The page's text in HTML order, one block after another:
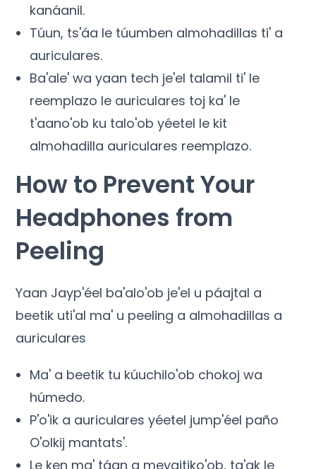
kanáanil.
Túun, ts'áa le túumben almohadillas ti' a
auriculares.
Ba'ale' wa yaan tech je'el talamil ti' le
reemplazo le auriculares toj ka' le
t'aano'ob ku talo'ob yéetel le kit
almohadilla auriculares reemplazo.
How to Prevent Your
Headphones from
Peeling
Yaan Jayp'éel ba'alo'ob je'el u páajtal a
beetik uti'al ma' u peeling a almohadillas a
auriculares
Ma' a beetik tu kúuchilo'ob chokoj wa
húmedo.
P'o'ik a auriculares yéetel jump'éel paño
O'olkij mantats'.
Le ken ma' táan a meyajtiko'ob, ta'ak le